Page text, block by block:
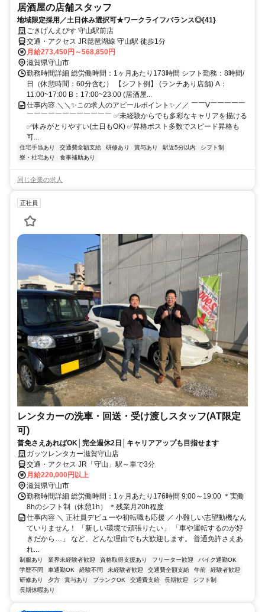
居酒屋の店舗スタッフ
地域限定採用／土日休み選択可★ワークライフバランス◎{41}
ごきげんえびす 守山駅前店
交通・アクセス JR琵琶湖線 守山駅 徒歩1分
月給273,450円～568,850円
滋賀県守山市
勤務時間詳細 総労働時間：1ヶ月あたり173時間 シフト勤務：8時間/
日（休憩時間：60分含む） 【シフト例】 (ランチあり店舗) A：
11:00~17:00 B：17:00~23:00 (居酒屋...
仕事内容 ＼＼✨この求人のアピールポイント✨／／ ￣￣V￣￣￣￣￣
￣￣￣￣￣￣￣￣￣￣￣￣ ✅未経験からでも多彩なキャリアを描ける
✅休みがとりやすい(土日もOK) ✅昇格ポスト多数でスピード昇格も
可...
住宅手当あり 交通費全額支給 研修あり 賞与あり 駅近5分以内
シフト制
寮・社宅あり
食事補助あり
同じ企業の求人
正社員
レンタカーの洗車・回送・受け渡しスタッフ(AT限定
可)
普免さえあればOK│完全週休2日│キャリアアップも目指せます
ガッツレンタカー滋賀守山店
交通・アクセス JR「守山」駅～車で3分
月給220,000円以上
滋賀県守山市
勤務時間詳細 総労働時間：1ヶ月あたり176時間 9:00～19:00 ＊実働
8hのシフト制（休憩1h） ＊残業月20h程度
仕事内容 ＼ 正社員デビューや初転職も応援 ／ 小難しい志望動機なん
ていりません！ 「新しい環境で頑張りたい」 「車や運転するのが好
きだから…」 など、どんな理由でも大歓迎します。 普通免許さえあ
れ...
制服あり 業界未経験者歓迎 資格取得支援あり フリーター歓迎
バイク通勤OK
学歴不問
車通勤OK 経験不問 未経験者歓迎 交通費全額支給 午前
経験者歓迎
研修あり
夕方 賞与あり ブランクOK 交通費支給 長期歓迎
シフト制
長期休暇あり